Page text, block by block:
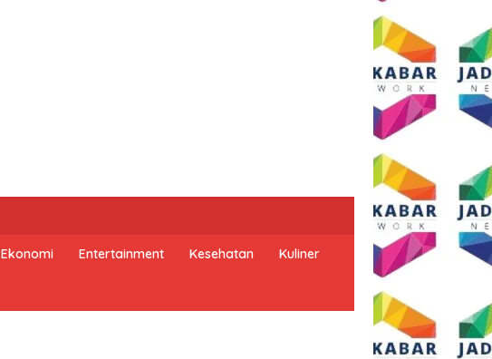
Ekonomi Entertainment Kesehatan Kuliner